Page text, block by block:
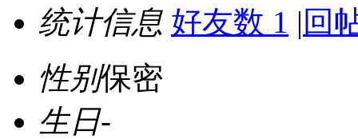
统计信息 好友数 1 | 回
性别保密
生日-